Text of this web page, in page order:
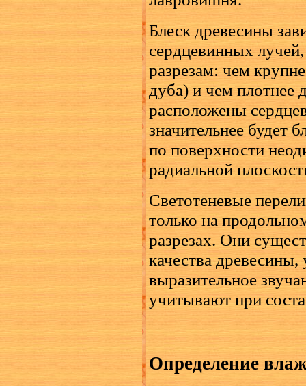
Блеск древесины
сердцевинных
разрезам: чем
дуба) и чем плотнее
расположены
значительнее будет
по поверхности
радиальной
Светотеневые
только на
разрезах. Они
качества древесины,
выразительное
учитывают при
Определение